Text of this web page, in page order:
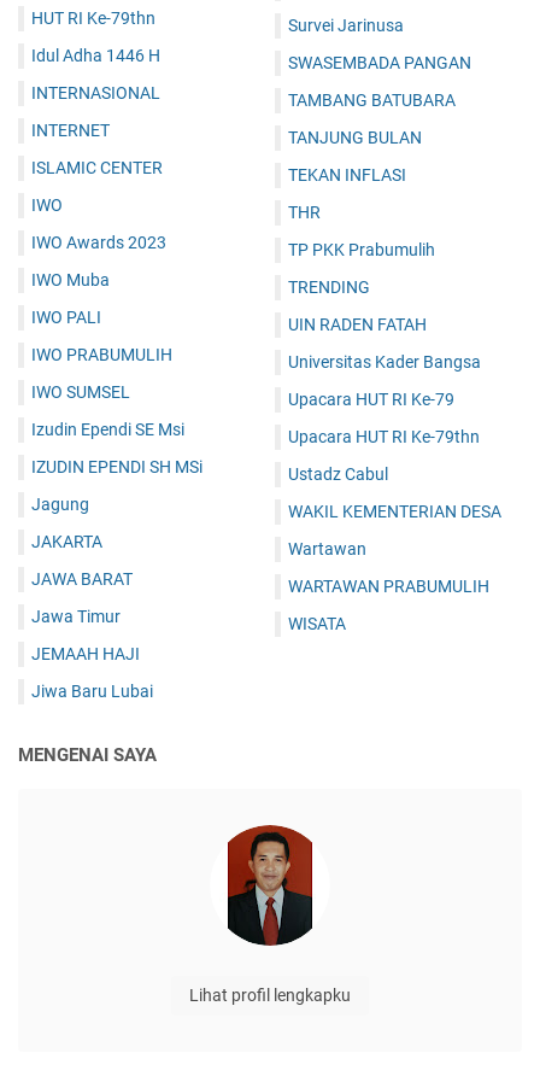
HUT RI Ke-79thn
Idul Adha 1446 H
INTERNASIONAL
INTERNET
ISLAMIC CENTER
IWO
IWO Awards 2023
IWO Muba
IWO PALI
IWO PRABUMULIH
IWO SUMSEL
Izudin Ependi SE Msi
IZUDIN EPENDI SH MSi
Jagung
JAKARTA
JAWA BARAT
Jawa Timur
JEMAAH HAJI
Jiwa Baru Lubai
Survei Jarinusa
SWASEMBADA PANGAN
TAMBANG BATUBARA
TANJUNG BULAN
TEKAN INFLASI
THR
TP PKK Prabumulih
TRENDING
UIN RADEN FATAH
Universitas Kader Bangsa
Upacara HUT RI Ke-79
Upacara HUT RI Ke-79thn
Ustadz Cabul
WAKIL KEMENTERIAN DESA
Wartawan
WARTAWAN PRABUMULIH
WISATA
MENGENAI SAYA
Lihat profil lengkapku